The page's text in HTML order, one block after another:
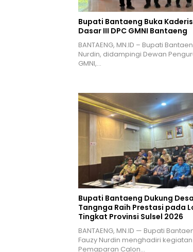
Bupati Bantaeng Buka
Dasar III DPC GMNI Bantaeng
BANTAENG, MN.ID – Bupati
Nurdin, didampingi Dewan
GMNI,…
Bupati Bantaeng Dukung
Tangnga Raih Prestasi pada
Tingkat Provinsi Sulsel 2026
BANTAENG, MN.ID — Bupati
Fauzy Nurdin menghadiri
Pemaparan Calon…